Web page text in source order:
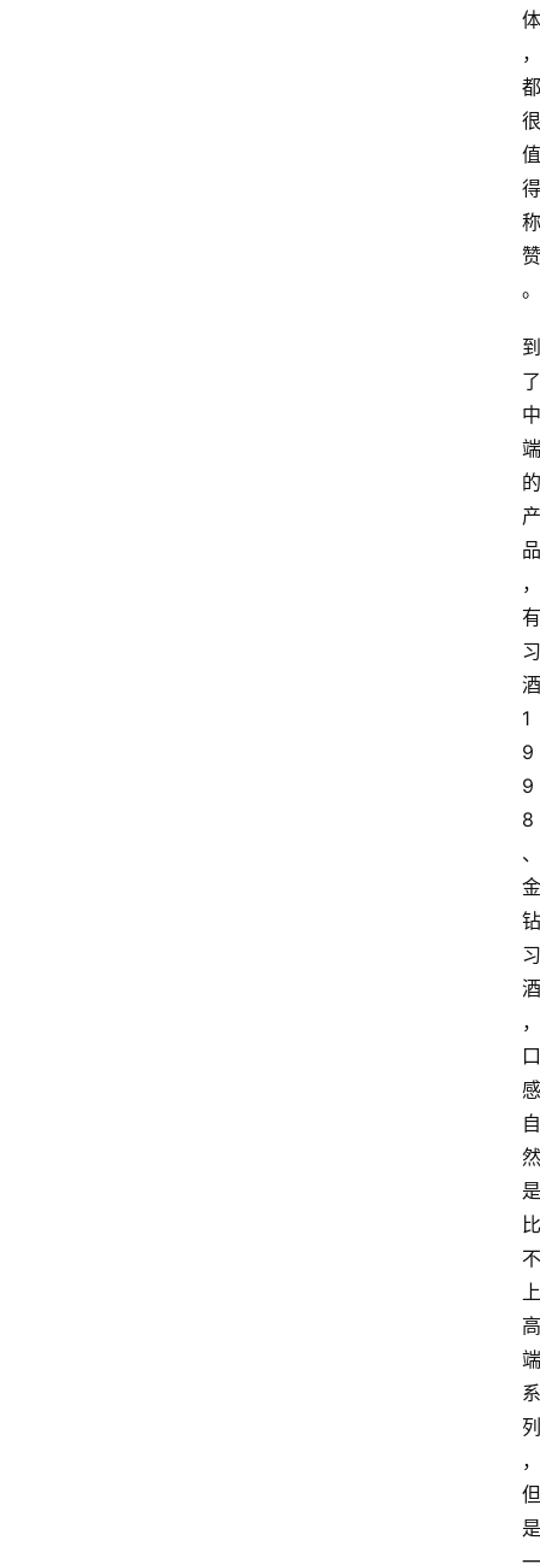
体
，
都
很
值
得
称
赞
。
到
了
中
端
的
产
品
，
有
习
酒
1
9
9
8
、
金
钻
习
酒
，
口
感
自
然
是
比
不
上
高
端
系
列
，
但
是